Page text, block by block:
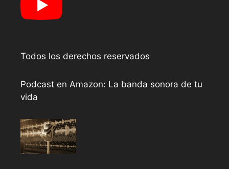
Todos los derechos reservados
Podcast en Amazon: La banda sonora de tu
vida